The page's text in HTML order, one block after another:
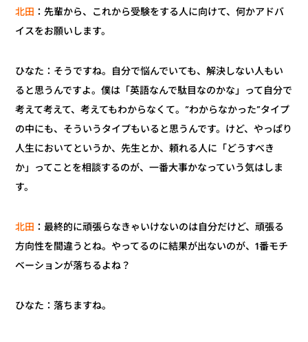
北田 ：先輩から、これから受験をする人に向けて、何かアドバ
イスをお願いします。
ひなた：そうですね。自分で悩んでいても、解決しない人もい
ると思うんですよ。僕は「英語なんで駄目なのかな」って自分で
考えて考えて、考えてもわからなくて。“わからなかった”タイプ
の中にも、そういうタイプもいると思うんです。けど、やっぱり
人生においてというか、先生とか、頼れる人に「どうすべき
か」ってことを相談するのが、一番大事かなっていう気はしま
す。
北田 ：最終的に頑張らなきゃいけないのは自分だけど、頑張る
方向性を間違うとね。やってるのに結果が出ないのが、1番モチ
ベーションが落ちるよね？
ひなた：落ちますね。